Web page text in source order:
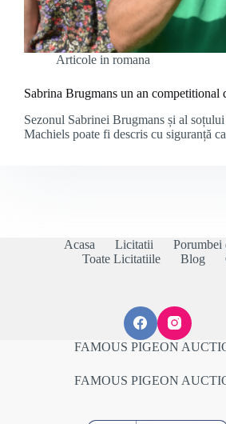
Articole in romana
Sabrina Brugmans un an competitional
Sezonul Sabrinei Brugmans și al
Machiels poate fi descris cu siguranță
Acasa Licitatii
Porumbei
Toate Licitatiile
Blog
FAMOUS PIGEON
FAMOUS PIGEON